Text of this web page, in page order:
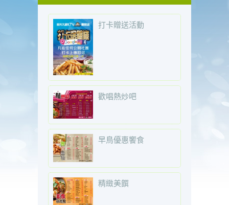
打卡贈送活動
歡唱熱炒吧
早鳥優惠饗食
精緻美饌